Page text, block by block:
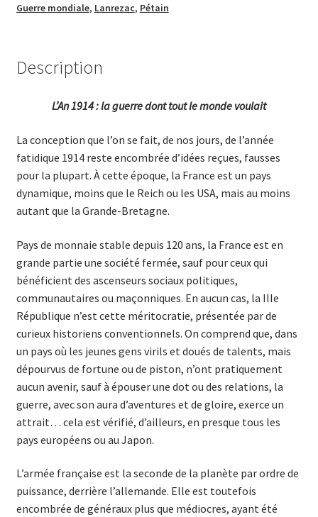
Guerre mondiale, Lanrezac, Pétain
Description
L’An 1914 : la guerre dont tout le monde voulait
La conception que l’on se fait, de nos jours, de l’année
fatidique 1914 reste encombrée d’idées reçues, fausses
pour la plupart. À cette époque, la France est un pays
dynamique, moins que le Reich ou les USA, mais au moins
autant que la Grande-Bretagne.
Pays de monnaie stable depuis 120 ans, la France est en
grande partie une société fermée, sauf pour ceux qui
bénéficient des ascenseurs sociaux politiques,
communautaires ou maçonniques. En aucun cas, la IIIe
République n’est cette méritocratie, présentée par de
curieux historiens conventionnels. On comprend que, dans
un pays où les jeunes gens virils et doués de talents, mais
dépourvus de fortune ou de piston, n’ont pratiquement
aucun avenir, sauf à épouser une dot ou des relations, la
guerre, avec son aura d’aventures et de gloire, exerce un
attrait… cela est vérifié, d’ailleurs, en presque tous les
pays européens ou au Japon.
L’armée française est la seconde de la planète par ordre de
puissance, derrière l’allemande. Elle est toutefois
encombrée de généraux plus que médiocres, ayant été